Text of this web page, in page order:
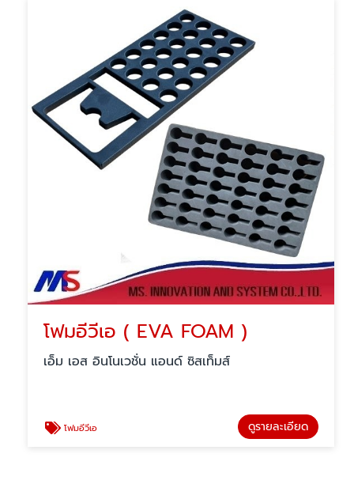
โฟมอีวีเอ ( EVA FOAM )
เอ็ม เอส อินโนเวชั่น แอนด์ ซิสเท็มส์
โฟมอีวีเอ ดูรายละเอียด